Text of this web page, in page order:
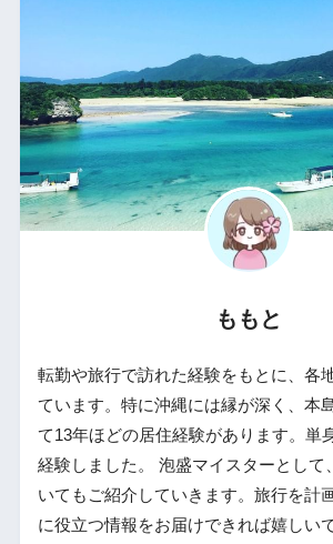
ももと
転勤や旅行で訪れた経験をもとに、各
ています。特に沖縄には縁が深く、本
て13年ほどの居住経験があります。単
経験しました。 泡盛マイスターとして
いてもご紹介していきます。旅行を計
に役立つ情報をお届けできれば嬉しいで